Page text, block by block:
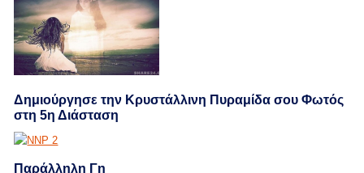
Δημιούργησε την Κρυστάλλινη Πυραμίδα σου Φωτός
στη 5η Διάσταση
Παράλληλη Γη